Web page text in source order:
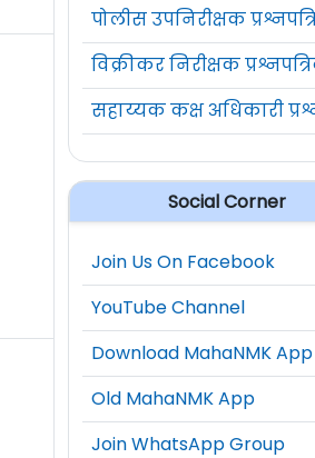
पोलीस उपनिरीक्षक
Social Corner
Join Us On Facebook
YouTube Channel
Download MahaNMK App
Old MahaNMK App
Join WhatsApp Group